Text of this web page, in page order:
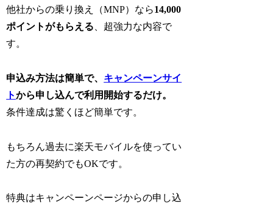
他社からの乗り換え（MNP）なら14,000
ポイントがもらえる 、超強力な内容で
す。
申込み方法は簡単で、 キャンペーンサイ
トから申し込んで利用開始するだけ。
条件達成は驚くほど簡単です。
もちろん過去に楽天モバイルを使ってい
た方の再契約でもOKです。
特典はキャンペーンページからの申し込